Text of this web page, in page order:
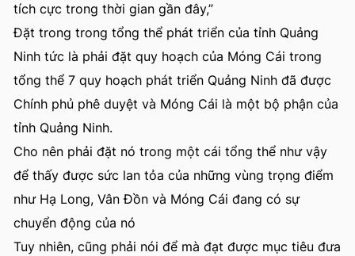
tích cực trong thời gian gần đây,’’
Đặt trong trong tổng thể phát triển của tỉnh Quảng
Ninh tức là phải đặt quy hoạch của Móng Cái trong
tổng thể 7 quy hoạch phát triển Quảng Ninh đã được
Chính phủ phê duyệt và Móng Cái là một bộ phận của
tỉnh Quảng Ninh.
Cho nên phải đặt nó trong một cái tổng thể như vậy
để thấy được sức lan tỏa của những vùng trọng điểm
như Hạ Long, Vân Đồn và Móng Cái đang có sự
chuyển động của nó
Tuy nhiên, cũng phải nói để mà đạt được mục tiêu đưa